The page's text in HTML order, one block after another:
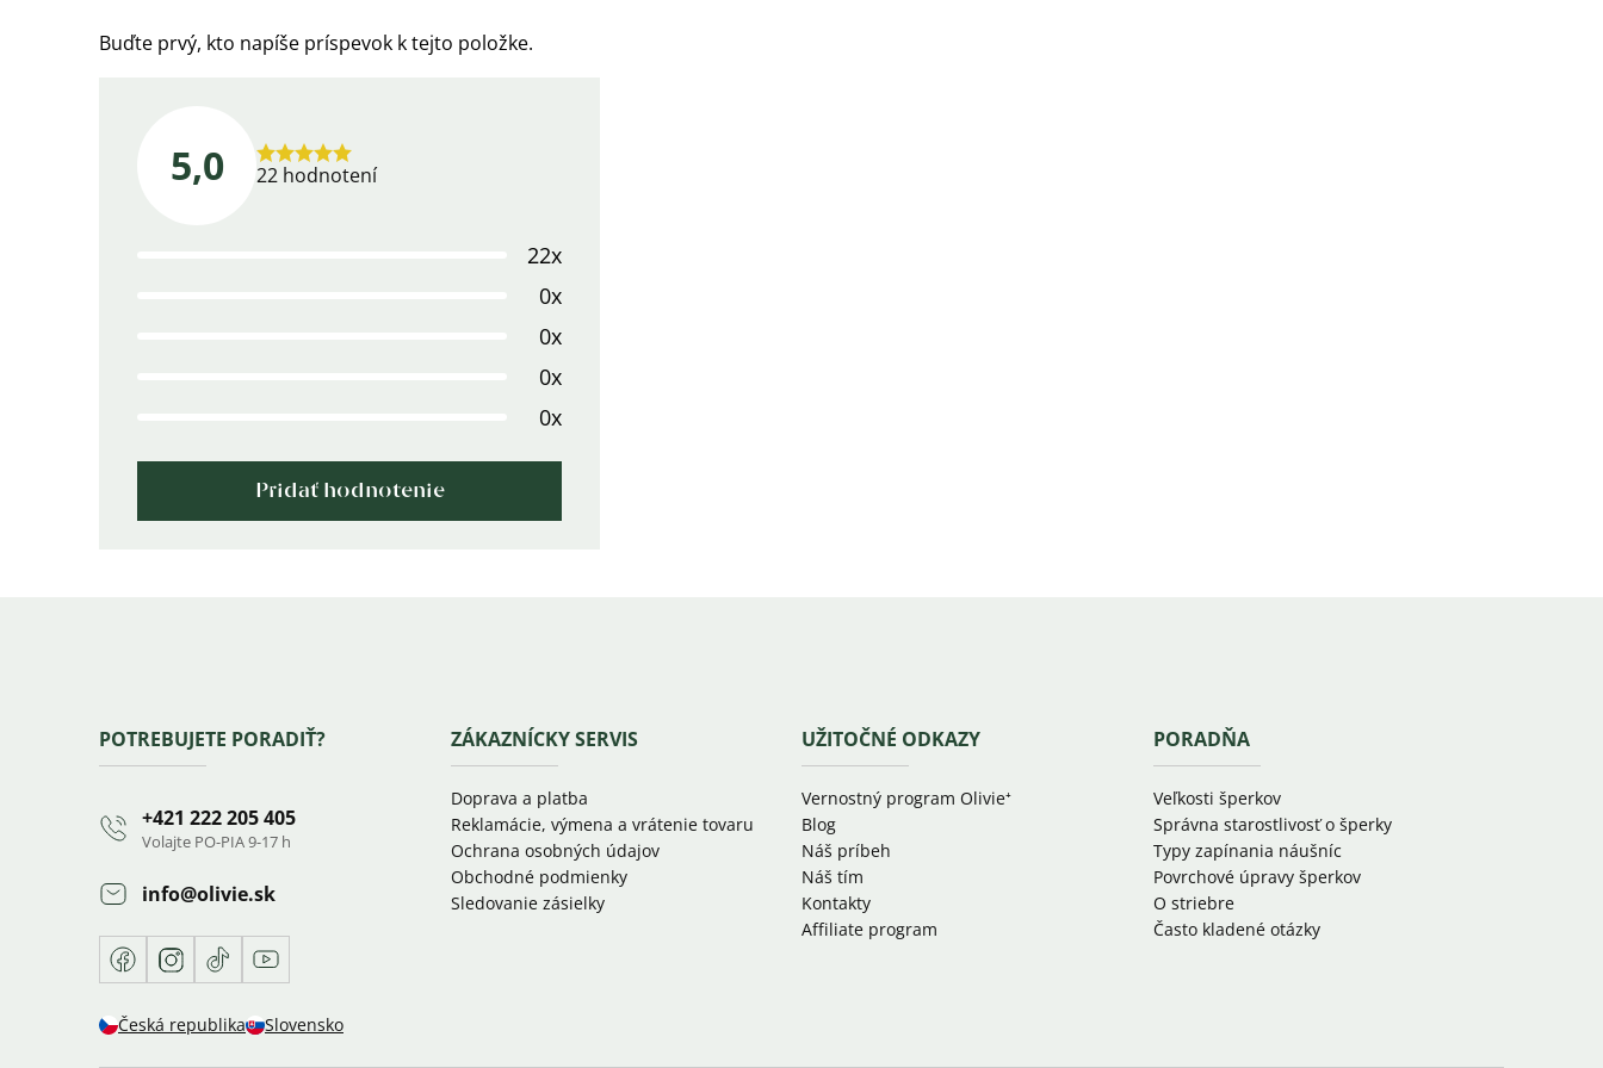
Buďte prvý, kto napíše príspevok k tejto položke.
5,0
Priemerné
22 hodnotení
22x
0x
0x
0x
0x
Pridať hodnotenie
ZápätiePOTREBUJETE PORADIŤ?
+421 222 205 405
Volajte PO-PIA 9-17 h
info@olivie.sk
FacebookInstagram
TikTokYoutube
Česká republika Slovensko
ZÁKAZNÍCKY SERVIS
Doprava a platba
Reklamácie, výmena a vrátenie tovaru
Ochrana osobných údajov
Obchodné podmienky
Sledovanie zásielky
UŽITOČNÉ ODKAZY
Vernostný program Olivie⁺
Blog
Náš príbeh
Náš tím
Kontakty
Affiliate program
PORADŇA
Veľkosti šperkov
Správna starostlivosť o šperky
Typy zapínania náušníc
Povrchové úpravy šperkov
O striebre
Často kladené otázky